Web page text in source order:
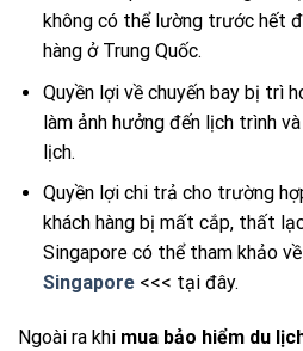
không có thể lường trước hết
hàng ở Trung Quốc.
Quyền lợi về chuyến bay bị trì
làm ảnh hưởng đến lịch trình
lịch.
Quyền lợi chi trả cho trường
khách hàng bị mất cắp, thất
Singapore có thể tham khảo về
Singapore<<< tại đây.
Ngoài ra khi mua bảo hiểm du